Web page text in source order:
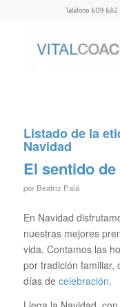
Teléfono 609 682
Listado de la
Navidad
El sentido
por Beatriz Palá
En Navidad
nuestras mejores
vida. Contamos las
por tradición familiar,
días de celebración.